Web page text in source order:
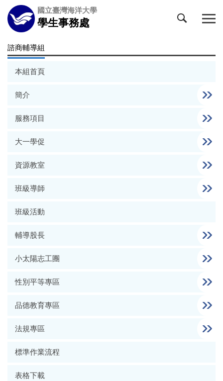
跳
到
主
內
國立臺灣海洋大學
學生事務處
諮商輔導組
本組首頁
簡介
服務項目
大一學促
資源教室
班級導師
班級活動
輔導股長
小太陽志工團
性別平等專區
品德教育專區
法規專區
標準作業流程
表格下載